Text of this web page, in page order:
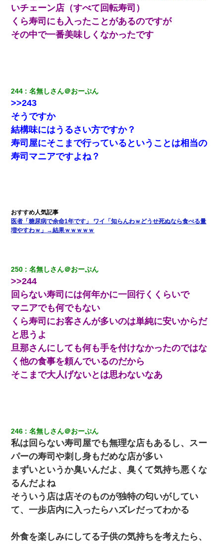
義兄嫁が義実家で「コロナ陽性だったからこのまま療養させて下
さい」と言い出してド修羅場になった
夫に癌の余命宣告。その闘病中に長女から信じられない言葉を受
けた
高1のとき男に襲われ、不妊の叔母に頼まれて出産。→叔母夫婦が
養子縁組してアメリカに子供を連れ帰った。→9・11で叔母夫婦が
亡くなってしまい…
男だけどリベンジポノレノの被害者になって未だに人生が立ち直
か…」→ 実際は違った
｢昨日はお兄ちゃんと一緒にお風呂に入っちゃった～｣とか毎日兄
新卒の女性社員に1年半ストーカーされていた。俺「マジで怖い」
上司「話をしてみる」→女性社員「実は10数年前に…」
生保レディと行為する為に駆け引きしてみた結果ｗｗｗｗｗｗｗ
ｗｗｗｗｗ
嫁の妹（26歳）がずっとウチに泊まりに来た結果→俺がヤバイｗ
ｗｗｗｗｗｗｗ
【悲報】姉と入浴中に大きくなってしまった結果ｗｗｗｗｗｗｗ
ｗ
嫁が弁護士を連れてきて「悪いと思うなら慰謝料を払って離婚し
ろ」→ 俺「完全に恐喝になってますね」「お前、これが詐欺だっ
て知ってる？」
日曜日、会社の窓を見ると同僚の姿。俺（あれ？ディズニーシー
じゃ？）→俺電話「今何してんの？」同僚「シーで並んでるこ
と！」俺「会社にいない？」→次の瞬間、すごい鳥肌が立った
よくドアを開けるとなんと…
いチェーン店（すべて回転寿司）
くら寿司にも入ったことがあるのですが
その中で一番美味しくなかったです
244 名無しさん＠おーぷん
>>243
そうですか
結構味にはうるさい方ですか？
寿司屋にそこまで行っているということは相当の
寿司マニアですよね？
医者「糖尿病で余命1年です」 ワイ「知らんわｗどうせ死ぬなら食べる量
増やすわｗ」→結果ｗｗｗｗｗ
250 名無しさん＠おーぷん
>>244
回らない寿司には何年かに一回行くくらいで
マニアでも何でもない
くら寿司にお客さんが多いのは単純に安いからだ
と思うよ
旦那さんにしても何も手を付けなかったのではな
く他の食事を頼んでいるのだから
そこまで大人げないとは思わないなあ
246 名無しさん＠おーぷん
私は回らない寿司屋でも無理な店もあるし、スー
パーの寿司や刺し身もだめな店が多い
まずいというか臭いんだよ、臭くて気持ち悪くな
るんだよね
そういう店は店そのものが独特の匂いがしてい
て、一歩店内に入ったらハズレだってわかる
外食を楽しみにしてる子供の気持ちを考えたら、